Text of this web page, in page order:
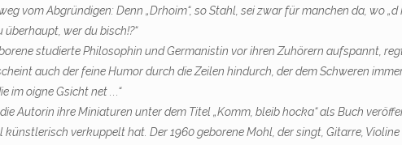
vom Abgründigen: Denn „Drhoim“, so Stahl, sei zwar für manchen da, wo
wer du bisch!?“
studierte Philosophin und Germanistin vor ihren Zuhörern aufspannt,
auch der feine Humor durch die Zeilen hindurch, der dem Schweren
im oigne Gsicht net . . .“
Autorin ihre Miniaturen unter dem Titel „Komm, bleib hocka“ als Buch
künstlerisch verkuppelt hat. Der 1960 geborene Mohl, der singt, Gitarre,